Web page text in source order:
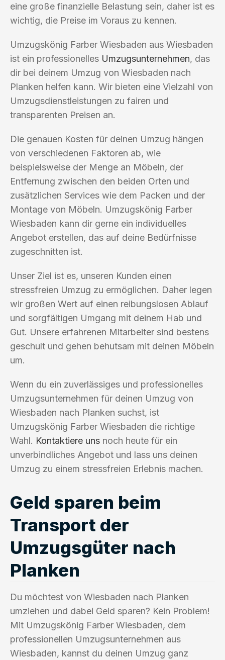
eine große finanzielle Belastung sein, daher ist es
wichtig, die Preise im Voraus zu kennen.
Umzugskönig Farber Wiesbaden aus Wiesbaden
ist ein professionelles Umzugsunternehmen, das
dir bei deinem Umzug von Wiesbaden nach
Planken helfen kann. Wir bieten eine Vielzahl von
Umzugsdienstleistungen zu fairen und
transparenten Preisen an.
Die genauen Kosten für deinen Umzug hängen
von verschiedenen Faktoren ab, wie
beispielsweise der Menge an Möbeln, der
Entfernung zwischen den beiden Orten und
zusätzlichen Services wie dem Packen und der
Montage von Möbeln. Umzugskönig Farber
Wiesbaden kann dir gerne ein individuelles
Angebot erstellen, das auf deine Bedürfnisse
zugeschnitten ist.
Unser Ziel ist es, unseren Kunden einen
stressfreien Umzug zu ermöglichen. Daher legen
wir großen Wert auf einen reibungslosen Ablauf
und sorgfältigen Umgang mit deinem Hab und
Gut. Unsere erfahrenen Mitarbeiter sind bestens
geschult und gehen behutsam mit deinen Möbeln
um.
Wenn du ein zuverlässiges und professionelles
Umzugsunternehmen für deinen Umzug von
Wiesbaden nach Planken suchst, ist
Umzugskönig Farber Wiesbaden die richtige
Wahl. Kontaktiere uns noch heute für ein
unverbindliches Angebot und lass uns deinen
Umzug zu einem stressfreien Erlebnis machen.
Geld sparen beim
Transport der
Umzugsgüter nach
Planken
Du möchtest von Wiesbaden nach Planken
umziehen und dabei Geld sparen? Kein Problem!
Mit Umzugskönig Farber Wiesbaden, dem
professionellen Umzugsunternehmen aus
Wiesbaden, kannst du deinen Umzug ganz